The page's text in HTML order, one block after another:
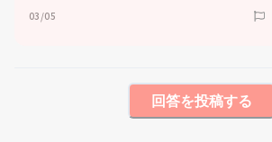
03/05
回答を投稿する